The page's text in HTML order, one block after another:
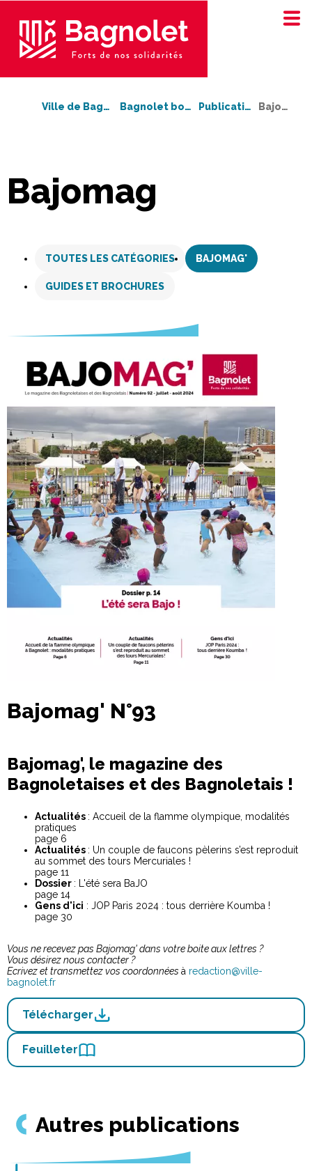
Ville de Bagnolet Bagnolet bouge ! Publications Bajomag'
Bajomag
contenu
TOUTES LES CATÉGORIES BAJOMAG'
GUIDES ET BROCHURES
Bajomag' N°93
Bajomag', le magazine des
Bagnoletaises et des Bagnoletais !
Actualités : Accueil de la flamme olympique, modalités
pratiques
page 6
Actualités : Un couple de faucons pèlerins s’est reproduit
au sommet des tours Mercuriales !
page 11
Dossier : L'été sera BaJO
page 14
Gens d'ici : JOP Paris 2024 : tous derrière Koumba !
page 30
Vous ne recevez pas Bajomag' dans votre boite aux lettres ?
Vous désirez nous contacter ?
Ecrivez et transmettez vos coordonnées à redaction@ville-
bagnolet.fr
Télécharger
Feuilleter
Autres publications